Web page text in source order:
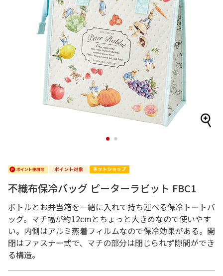
1 2
不織布保冷バッグ ピーターラビット FBC1
ボトルとお弁当箱を一緒に入れて持ち運べる保冷トートバ
ッグ。マチ幅が約12cmとちょっと大きめなので使いやす
い。内側はアルミ蒸着フィルムなので保冷効果がある。開
閉はファスナー式で、マチの部分は閉じられず隙間ができ
る構造。